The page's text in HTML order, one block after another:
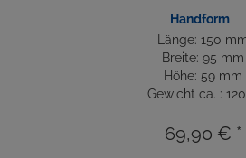
Handform
Länge: 150
Breite: 95 mm
Höhe: 59 mm
Gewicht ca. :
69,90 € *